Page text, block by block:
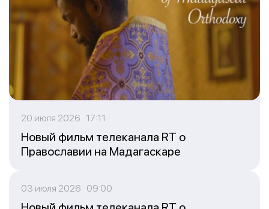
20 июля 2026 17:11
Новый фильм телеканала RT о
Православии на Мадагаскаре
03 июля 2026 09:00